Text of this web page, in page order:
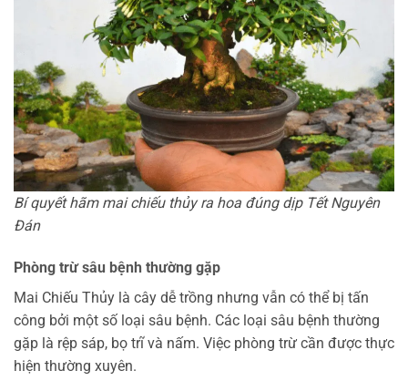
Bí quyết hãm mai chiếu thủy ra hoa đúng dịp Tết Nguyên
Đán
Phòng trừ sâu bệnh thường gặp
Mai Chiếu Thủy là cây dễ trồng nhưng vẫn có thể bị tấn
công bởi một số loại sâu bệnh. Các loại sâu bệnh thường
gặp là rệp sáp, bọ trĩ và nấm. Việc phòng trừ cần được thực
hiện thường xuyên.